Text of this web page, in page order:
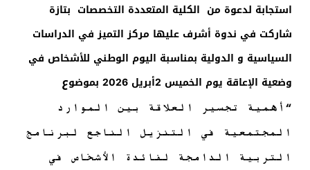
استجابة لدعوة من الكلية المتعددة التخصصات بتازة
شاركت في ندوة أشرف عليها مركز التميز في الدراسات
السياسية و الدولية بمناسبة اليوم الوطني للأشخاص في
وضعية الإعاقة يوم الخميس 2أبريل 2026 بموضو
ع
“أهمية تجسير العلاقة بين الموارد
المجتمعية في التنزيل الناجع لبرنامج
التربية الدامجة لفائدة الأشخاص في